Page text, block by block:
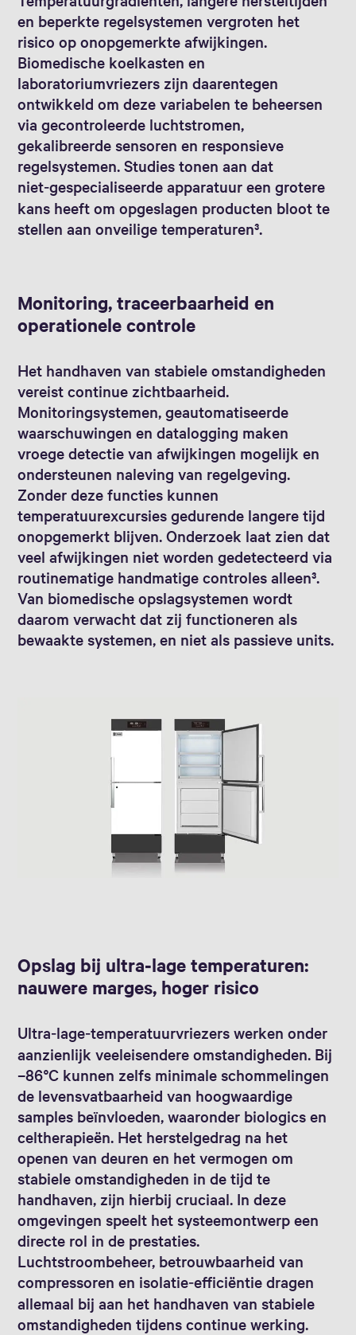
en beperkte regelsystemen vergroten het
risico op onopgemerkte afwijkingen.
Biomedische koelkasten en
laboratoriumvriezers zijn daarentegen
ontwikkeld om deze variabelen te beheersen
via gecontroleerde luchtstromen,
gekalibreerde sensoren en responsieve
regelsystemen. Studies tonen aan dat
niet‑gespecialiseerde apparatuur een grotere
kans heeft om opgeslagen producten bloot te
stellen aan onveilige temperaturen³.
Monitoring, traceerbaarheid en
operationele controle
Het handhaven van stabiele omstandigheden
vereist continue zichtbaarheid.
Monitoringsystemen, geautomatiseerde
waarschuwingen en datalogging maken
vroege detectie van afwijkingen mogelijk en
ondersteunen naleving van regelgeving.
Zonder deze functies kunnen
temperatuurexcursies gedurende langere tijd
onopgemerkt blijven. Onderzoek laat zien dat
veel afwijkingen niet worden gedetecteerd via
routinematige handmatige controles alleen³.
Van biomedische opslagsystemen wordt
daarom verwacht dat zij functioneren als
bewaakte systemen, en niet als passieve units.
Opslag bij ultra‑lage temperaturen:
nauwere marges, hoger risico
Ultra‑lage‑temperatuurvriezers werken onder
aanzienlijk veeleisendere omstandigheden. Bij
–86°C kunnen zelfs minimale schommelingen
de levensvatbaarheid van hoogwaardige
samples beïnvloeden, waaronder biologics en
celtherapieën. Het herstelgedrag na het
openen van deuren en het vermogen om
stabiele omstandigheden in de tijd te
handhaven, zijn hierbij cruciaal. In deze
omgevingen speelt het systeemontwerp een
directe rol in de prestaties.
Luchtstroombeheer, betrouwbaarheid van
compressoren en isolatie‑efficiëntie dragen
allemaal bij aan het handhaven van stabiele
omstandigheden tijdens continue werking.